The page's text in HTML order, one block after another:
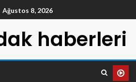
Ağustos 8, 2026
haberleri